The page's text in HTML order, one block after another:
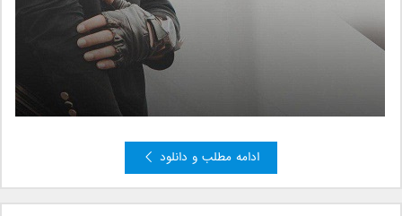
ادامه مطلب و دانلود